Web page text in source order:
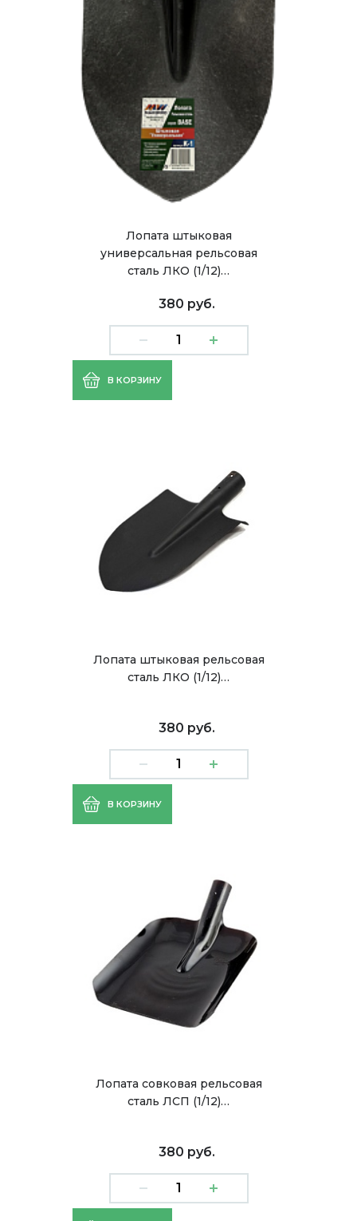
Лопата штыковая
универсальная рельсовая
сталь ЛКО (1/12)…
380 руб.
В КОРЗИНУ
Лопата штыковая рельсовая
сталь ЛКО (1/12)…
380 руб.
В КОРЗИНУ
Лопата совковая рельсовая
сталь ЛСП (1/12)…
380 руб.